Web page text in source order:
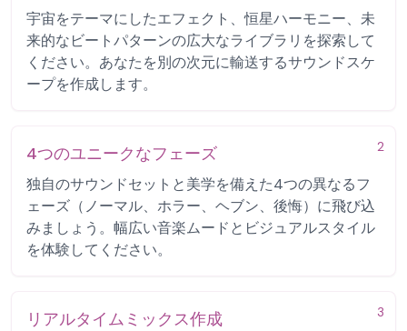
宇宙をテーマにしたエフェクト、恒星ハーモニー、未
来的なビートパターンの広大なライブラリを探索して
ください。あなたを別の次元に輸送するサウンドスケ
ープを作成します。
2
4つのユニークなフェーズ
独自のサウンドセットと美学を備えた4つの異なるフ
ェーズ（ノーマル、ホラー、ヘブン、後悔）に飛び込
みましょう。幅広い音楽ムードとビジュアルスタイル
を体験してください。
3
リアルタイムミックス作成